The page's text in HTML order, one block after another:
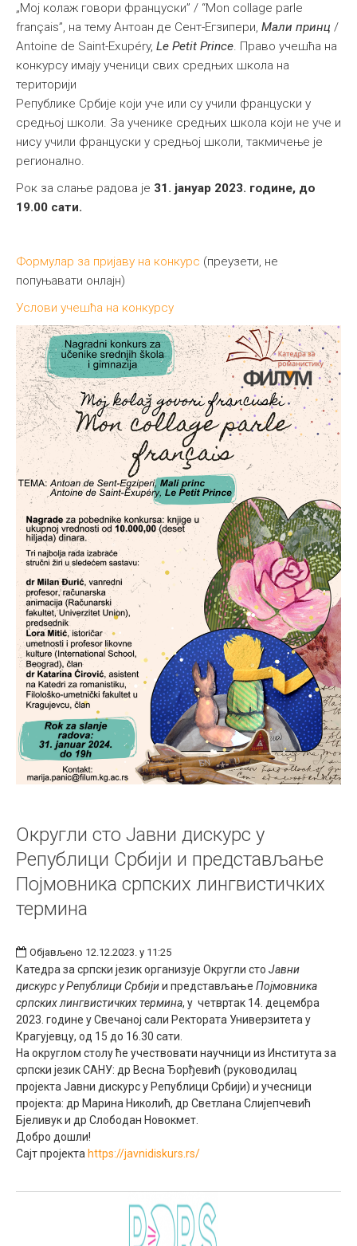
„Mој колаж говори француски” / “Mon collage parle
français”, на тему Антоан де Сент-Егзипери, Мали принц /
Antoine de Saint-Exupéry, Le Petit Prince. Право учешћа на
конкурсу имају ученици свих средњих школа на
територији
Републике Србије који уче или су учили француски у
средњој школи. За ученике средњих школа који не уче и
нису учили француски у средњој школи, такмичење је
регионално.
Рок за слање радова је 31. јануар 2023. године, до
19.00 сати.
Формулар за пријаву на конкурс (преузети, не
попуњавати онлајн)
Услови учешћа на конкурсу
Округли сто Јавни дискурс у
Републици Србији и представљање
Појмовника српских лингвистичких
термина
Објављено 12.12.2023. у 11:25
Катедра за српски језик организује Округли сто Јавни
дискурс у Републици Србијии представљање Појмовника
српских лингвистичких термина, у четвртак 14. децембра
2023. године у Свечаној сали Ректората Универзитета у
Крагујевцу, од 15 до 16.30 сати.
На округлом столу ће учествовати научници из Института за
српски језик САНУ: др Весна Ђорђевић (руководилац
пројекта Јавни дискурс у Републици Србији) и учесници
пројекта: др Марина Николић, др Светлана Слијепчевић
Бјеливук и др Слободан Новокмет.
Добро дошли!
Сајт пројекта https://javnidiskurs. rs/